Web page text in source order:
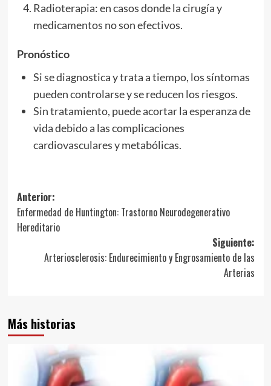
Radioterapia: en casos donde la cirugía y
medicamentos no son efectivos.
Pronóstico
Si se diagnostica y trata a tiempo, los síntomas
pueden controlarse y se reducen los riesgos.
Sin tratamiento, puede acortar la esperanza de
vida debido a las complicaciones
cardiovasculares y metabólicas.
Navegación
de
entradas
Anterior:
Enfermedad de Huntington: Trastorno Neurodegenerativo
Hereditario
Siguiente:
Arteriosclerosis: Endurecimiento y Engrosamiento de las
Arterias
Más historias